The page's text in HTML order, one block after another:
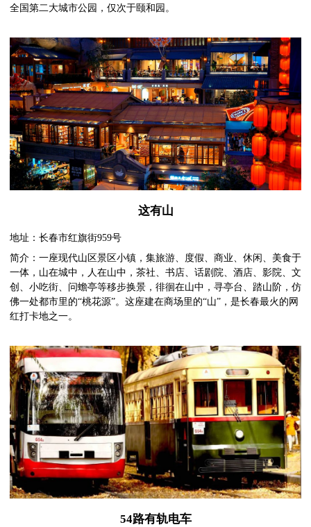
全国第二大城市公园，仅次于颐和园。
这有山
地址：长春市红旗街959号
简介：一座现代山区景区小镇，集旅游、度假、商业、休闲、美食于
一体，山在城中，人在山中，茶社、书店、话剧院、酒店、影院、文
创、小吃街、问蟾亭等移步换景，徘徊在山中，寻亭台、踏山阶，仿
佛一处都市里的“桃花源”。这座建在商场里的“山”，是长春最火的网
红打卡地之一。
54路有轨电车